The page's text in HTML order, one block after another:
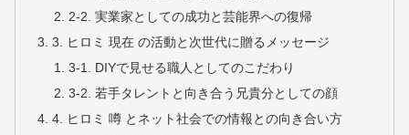
2-2. 実業家としての成功と芸能界への復帰
3. ヒロミ 現在 の活動と次世代に贈るメッセージ
3-1. DIYで見せる職人としてのこだわり
3-2. 若手タレントと向き合う兄貴分としての顔
4. ヒロミ 噂 とネット社会での情報との向き合い方